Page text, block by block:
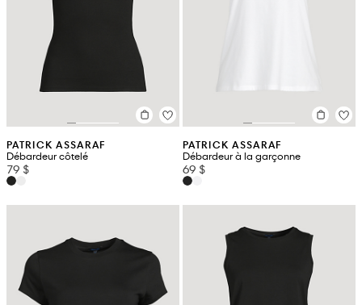
PATRICK ASSARAF
Débardeur côtelé
79 $
PATRICK ASSARAF
Débardeur à la garçonne
69 $